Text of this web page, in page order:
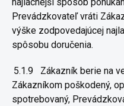
Prevádzkovateľ vráti
výške zodpovedajúcej
spôsobu doručenia.
5.1.9
Zákazník berie na
Zákazníkom poškodený,
spotrebovaný,